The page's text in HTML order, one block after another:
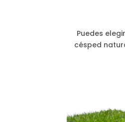
Puedes
césped